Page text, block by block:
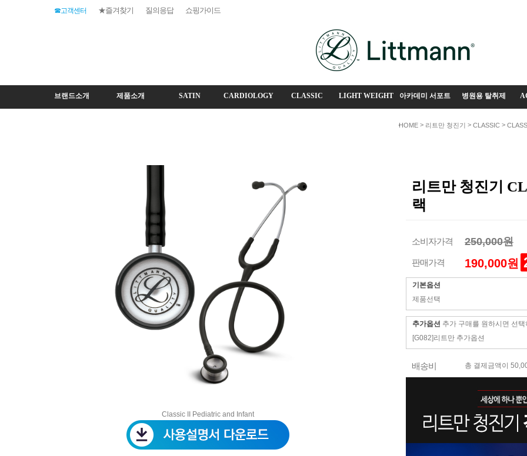
☎고객센터 ★즐겨찾기 질의응답 쇼핑가이드
브랜드소개 제품소개 SATIN CARDIOLOGY CLASSIC LIGHT WEIGHT 아카데미 서포트 병원용 탈취제
HOME > 리트만 청진기 > CLASSIC >
Classic II Pediatric and Infant
리트만 청진기
랙
소비자가격 250,000원
판매가격 190,000원
기본옵션
제품선택
추가옵션 추가 구매를 원하시면 선택
[G082]리트만 추가옵션
배송비 총 결제금액이